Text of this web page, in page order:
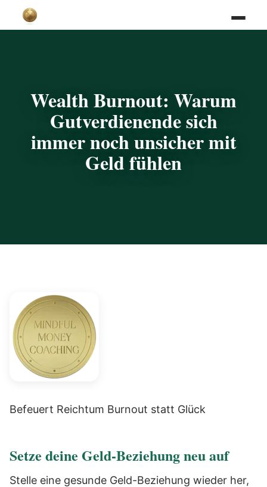
Wealth Burnout: Warum
Gutverdienende sich
immer noch unsicher mit
Geld fühlen
Befeuert Reichtum Burnout statt Glück
Setze deine Geld-Beziehung neu auf
Stelle eine gesunde Geld-Beziehung wieder her,